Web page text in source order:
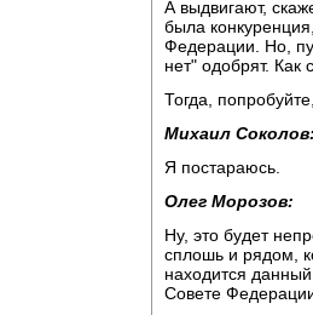
А выдвигают,
была
Федерации. Но,
нет" одобрят. Как
Тогда,
Михаил
Я постараюсь.
Олег Морозов:
Ну, это будет
сплошь и рядом,
находится
Совете